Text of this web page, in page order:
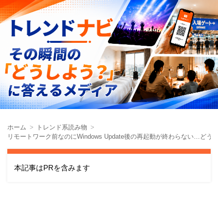
ホーム
トレンド系読み物
リモートワーク前なのにWindows Update後の再起動が終わらない…どう
本記事はPRを含みます